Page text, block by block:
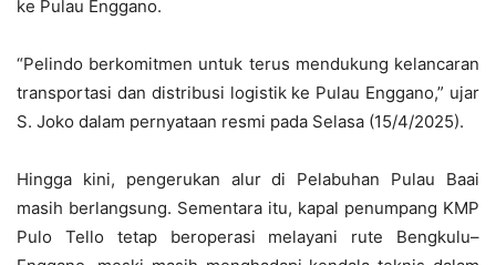
ke Pulau Enggano.
“Pelindo berkomitmen untuk terus mendukung kelancaran
transportasi dan distribusi logistik ke Pulau Enggano,” ujar
S. Joko dalam pernyataan resmi pada Selasa (15/4/2025).
Hingga kini, pengerukan alur di Pelabuhan Pulau Baai
masih berlangsung. Sementara itu, kapal penumpang KMP
Pulo Tello tetap beroperasi melayani rute Bengkulu–